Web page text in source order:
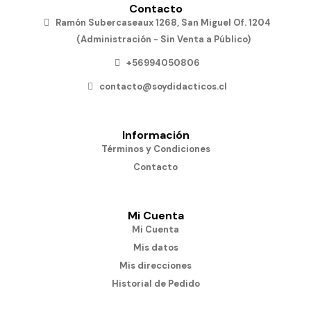
Contacto
Ramón Subercaseaux 1268, San Miguel Of. 1204
(Administración - Sin Venta a Público)
+56994050806
contacto@soydidacticos.cl
Información
Términos y Condiciones
Contacto
Mi Cuenta
Mi Cuenta
Mis datos
Mis direcciones
Historial de Pedido